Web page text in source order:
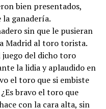
bien presentados,
ganadería.
sin que le pusieran
Madrid al toro torista.
del dicho toro
la lidia y aplaudido en
el toro que si embiste
bravo el toro que
con la cara alta, sin